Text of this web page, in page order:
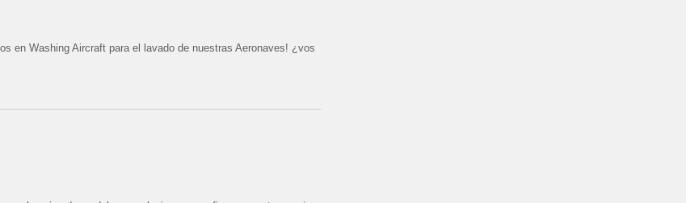
en Washing Aircraft para el lavado de nuestras Aeronaves! ¿vos